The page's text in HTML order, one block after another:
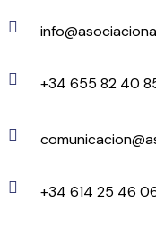
+34 655 82 40
+34 614 25 46